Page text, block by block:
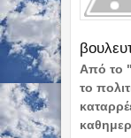
Από το
το